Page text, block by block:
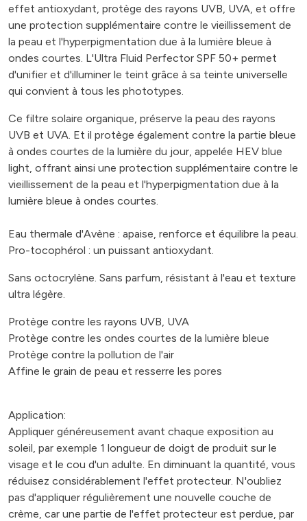
effet antioxydant, protège des rayons UVB, UVA, et offre
une protection supplémentaire contre le vieillissement de
la peau et l'hyperpigmentation due à la lumière bleue à
ondes courtes. L'Ultra Fluid Perfector SPF 50+ permet
d'unifier et d'illuminer le teint grâce à sa teinte universelle
qui convient à tous les phototypes.
Ce filtre solaire organique, préserve la peau des rayons
UVB et UVA. Et il protège également contre la partie bleue
à ondes courtes de la lumière du jour, appelée HEV blue
light, offrant ainsi une protection supplémentaire contre le
vieillissement de la peau et l'hyperpigmentation due à la
lumière bleue à ondes courtes.
Eau thermale d'Avène : apaise, renforce et équilibre la peau.
Pro-tocophérol : un puissant antioxydant.
Sans octocrylène. Sans parfum, résistant à l'eau et texture
ultra légère.
Protège contre les rayons UVB, UVA
Protège contre les ondes courtes de la lumière bleue
Protège contre la pollution de l'air
Affine le grain de peau et resserre les pores
Application:
Appliquer généreusement avant chaque exposition au
soleil, par exemple 1 longueur de doigt de produit sur le
visage et le cou d'un adulte. En diminuant la quantité, vous
réduisez considérablement l'effet protecteur. N'oubliez
pas d'appliquer régulièrement une nouvelle couche de
crème, car une partie de l'effet protecteur est perdue, par